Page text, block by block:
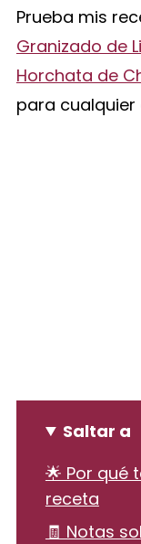
Prueba mis
Granizado de
Horchata de
para cualquier
Saltar a
🌟 Por qué
receta
🧾 Notas